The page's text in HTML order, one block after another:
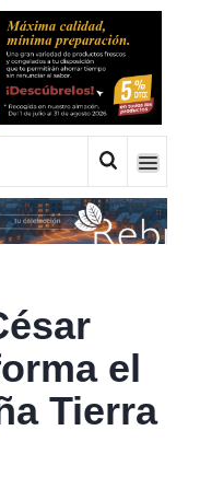
el
Tierra